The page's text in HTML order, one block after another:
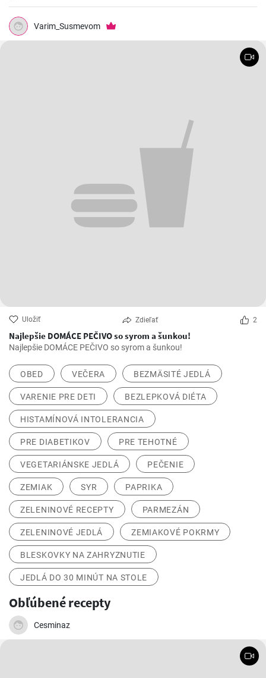
Varim_Susmevom
Uložiť Zdieľať 2
Najlepšie DOMÁCE PEČIVO so syrom a šunkou!
Najlepšie DOMÁCE PEČIVO so syrom a šunkou!
OBED VEČERA BEZMÄSITÉ JEDLÁ
VARENIE PRE DETI BEZLEPKOVÁ DIÉTA
HISTAMÍNOVÁ INTOLERANCIA
PRE DIABETIKOV PRE TEHOTNÉ
VEGETARIÁNSKE JEDLÁ PEČENIE
ZEMIAK SYR PAPRIKA
ZELENINOVÉ RECEPTY PARMEZÁN
ZELENINOVÉ JEDLÁ ZEMIAKOVÉ POKRMY
BLESKOVKY NA ZAHRYZNUTIE
JEDLÁ DO 30 MINÚT NA STOLE
Obľúbené recepty
Cesminaz